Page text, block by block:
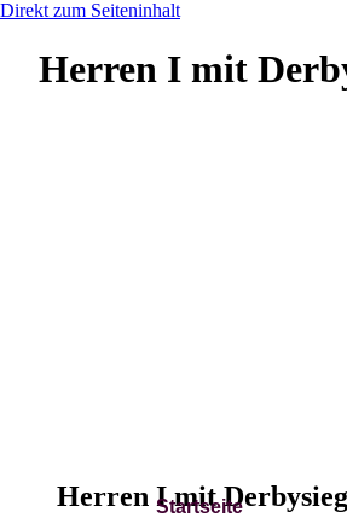
Direkt zum Seiteninhalt
Herren I mit
Startseite
Herren I mit